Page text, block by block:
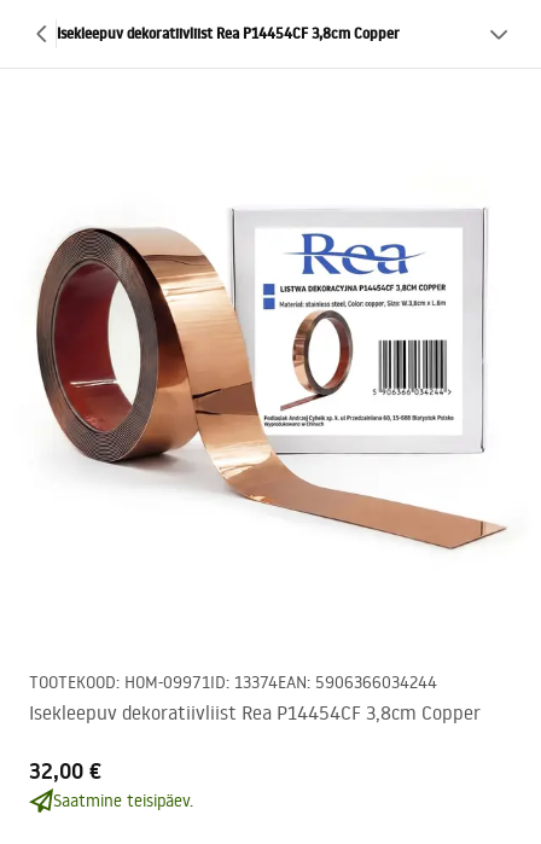
Isekleepuv dekoratiivliist Rea P14454CF 3,8cm Copper
TOOTEKOOD: HOM-09971ID: 13374EAN: 5906366034244
Isekleepuv dekoratiivliist Rea P14454CF 3,8cm Copper
32,00 €
Saatmine teisipäev.